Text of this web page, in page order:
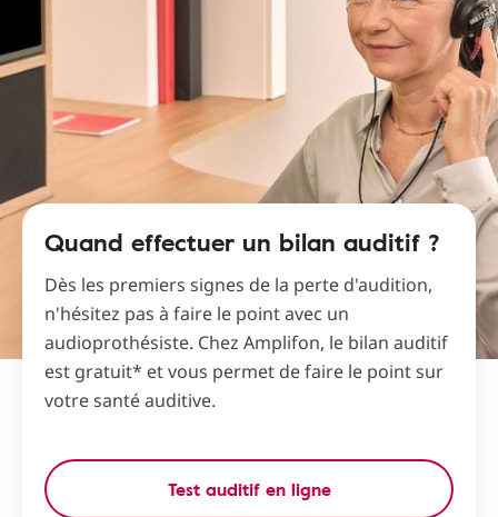
Quand effectuer un bilan auditif ?
Dès les premiers signes de la perte d'audition,
n'hésitez pas à faire le point avec un
audioprothésiste. Chez Amplifon, le bilan auditif
est gratuit* et vous permet de faire le point sur
votre santé auditive.
Test auditif en ligne